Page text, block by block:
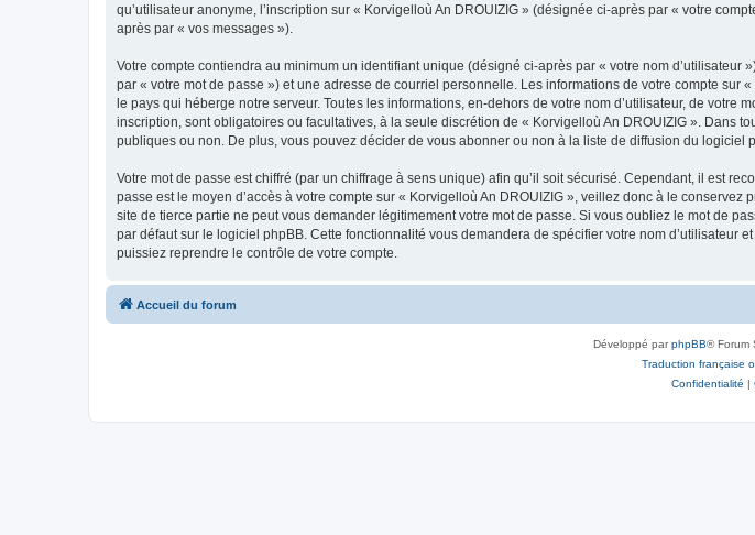
qu’utilisateur anonyme, l’inscription sur « Korvigelloù An DROUIZIG » (désignée ci-après par « votre
après par « vos messages »).
Votre compte contiendra au minimum un identifiant unique (désigné ci-après par « votre nom
par « votre mot de passe ») et une adresse de courriel personnelle. Les informations de votre compte
le pays qui héberge notre serveur. Toutes les informations, en-dehors de votre nom d’utilisateur, de
inscription, sont obligatoires ou facultatives, à la seule discrétion de « Korvigelloù An DROUIZIG ». Dans
publiques ou non. De plus, vous pouvez décider de vous abonner ou non à la liste de diffusion du logiciel
Votre mot de passe est chiffré (par un chiffrage à sens unique) afin qu’il soit sécurisé. Cependant, il est
passe est le moyen d’accès à votre compte sur « Korvigelloù An DROUIZIG », veillez donc à le
site de tierce partie ne peut vous demander légitimement votre mot de passe. Si vous oubliez le mot de
par défaut sur le logiciel phpBB. Cette fonctionnalité vous demandera de spécifier votre nom
puissiez reprendre le contrôle de votre compte.
Accueil du forum
Développé parphpBB® Forum
Traduction française
Confidentialité |